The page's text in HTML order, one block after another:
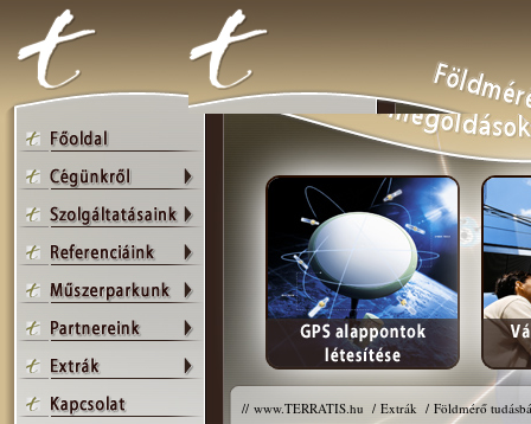
// www.TERRATIS.hu / Extrák / Földmérő